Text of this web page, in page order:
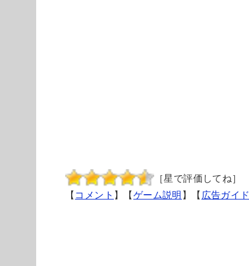
［星で評価してね］
【 コメント 】【 ゲーム説明 】【 広告ガイド